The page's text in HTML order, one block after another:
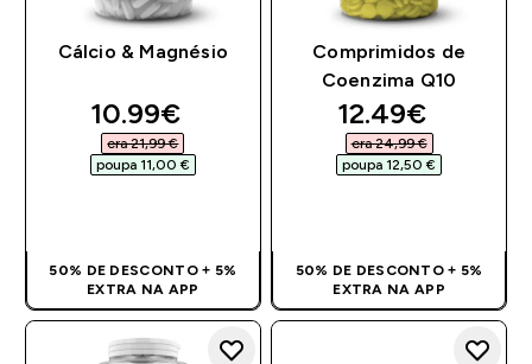
Cálcio & Magnésio
discounted price
10.99€‎
era 21,99 €‎
poupa 11,00 €‎
50% DE DESCONTO + 5%
EXTRA NA APP
Comprimidos de
Coenzima Q10
discounted
12.49€‎
era 24,99 €‎
poupa 12,50 €‎
50% DE DESCONTO + 5%
EXTRA NA APP